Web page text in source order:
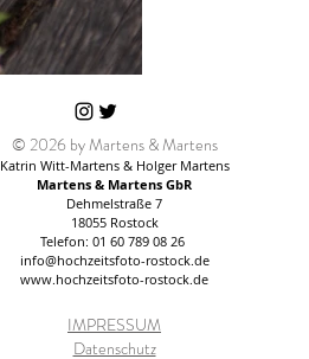
© 2026 by Martens & Martens
Katrin Witt-Martens & Holger Martens
Martens & Martens GbR
Dehmelstraße 7
18055 Rostock
Telefon: 01 60 789 08 26
info@hochzeitsfoto-rostock.de
www.hochzeitsfoto-rostock.de
IMPRESSUM
Datenschutz